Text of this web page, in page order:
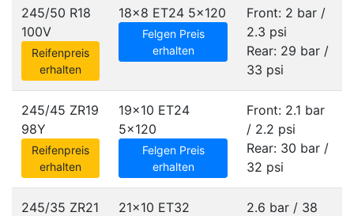
245/50 R18
100V
Reifenpreis
erhalten
18x8 ET24 5x120
Felgen Preis
erhalten
Front: 2 bar /
2.3 psi
Rear: 29 bar /
33 psi
245/45 ZR19
98Y
Reifenpreis
erhalten
19x10 ET24
5x120
Felgen Preis
erhalten
Front: 2.1 bar
/ 2.2 psi
Rear: 30 bar /
32 psi
245/35 ZR21
21x10 ET32
2.6 bar / 38